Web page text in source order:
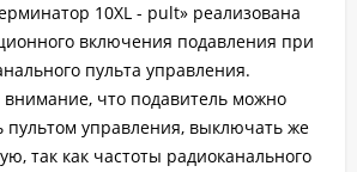
10XL - pult» реализована
включения подавления при
пульта управления.
что подавитель можно
пультом управления, выключать же
так как частоты радиоканального